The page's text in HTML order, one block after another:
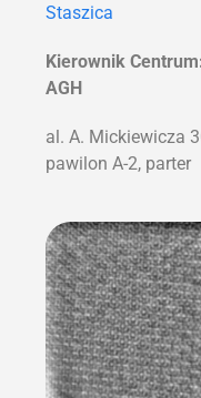
Staszica
Kierownik
AGH
al. A. Mickiewicza
pawilon A-2, parter